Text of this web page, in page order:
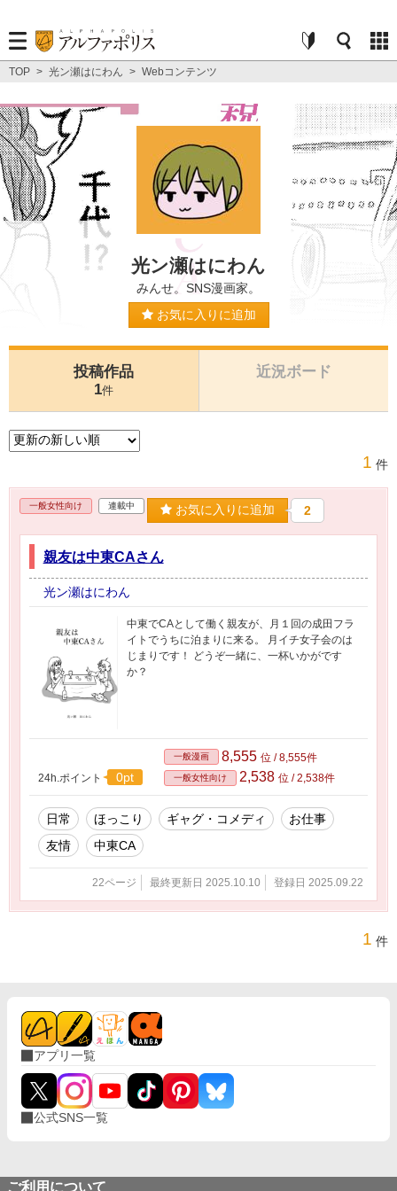
TOP > 光ン瀬はにわん > Webコンテンツ
光ン瀬はにわん
みんせ。SNS漫画家。
お気に入りに追加
投稿作品
1件
近況ボード
1 件
一般女性向け 連載中 お気に入りに追加 2
親友は中東CAさん
光ン瀬はにわん
中東でCAとして働く親友が、月１回の成田フラ
イトでうちに泊まりに来る。 月イチ女子会のは
じまりです！ どうぞ一緒に、一杯いかがです
か？
24h.ポイント 0pt
一般漫画 8,555 位 / 8,555件
一般女性向け 2,538 位 / 2,538件
日常 ほっこり ギャグ・コメディ
お仕事
友情
中東CA
22ページ 最終更新日 2025.10.10 登録日 2025.09.22
1 件
アプリ一覧
公式SNS一覧
ご利用について